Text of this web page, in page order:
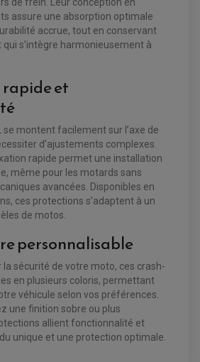
FREINAGE
MOTO
DE FREIN
CYLINDRE
D'ENTRETIEN
CARÉNAGE
MOTO
ORIGINE
TYPE ORIGINE
SCOOTER
ORIGINE
D'ENTRETIEN QUAD
QUAD
QUAD ET SSV
SSV
ET SSV
VISSABLE
VOIES QUAD
SSV
MOTO CROSS ET
AVANT
DE FREIN
CYLINDRE
DE FREIN
CROSS ET ENDURO
AVANT
ARRIÈRE
DE DIRECTION
OSCILLANT
assure une absorption optimale
accrue, tout en conservant
s’intègre harmonieusement à
et
se montent facilement sur l’axe de
d’ajustements complexes.
rapide permet une installation
même pour les motards sans
avancées. Disponibles en
ces protections s’adaptent à un
de motos.
personnalisable
la sécurité de votre moto, ces crash-
en plusieurs coloris, permettant
véhicule selon vos préférences.
une finition sobre ou plus
allient fonctionnalité et
unique et une protection optimale.